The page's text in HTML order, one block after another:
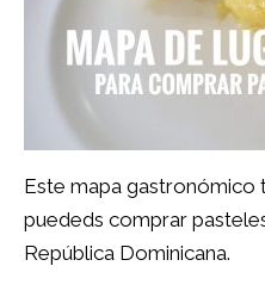
Este mapa gastronómico
puededs comprar
República Dominicana.